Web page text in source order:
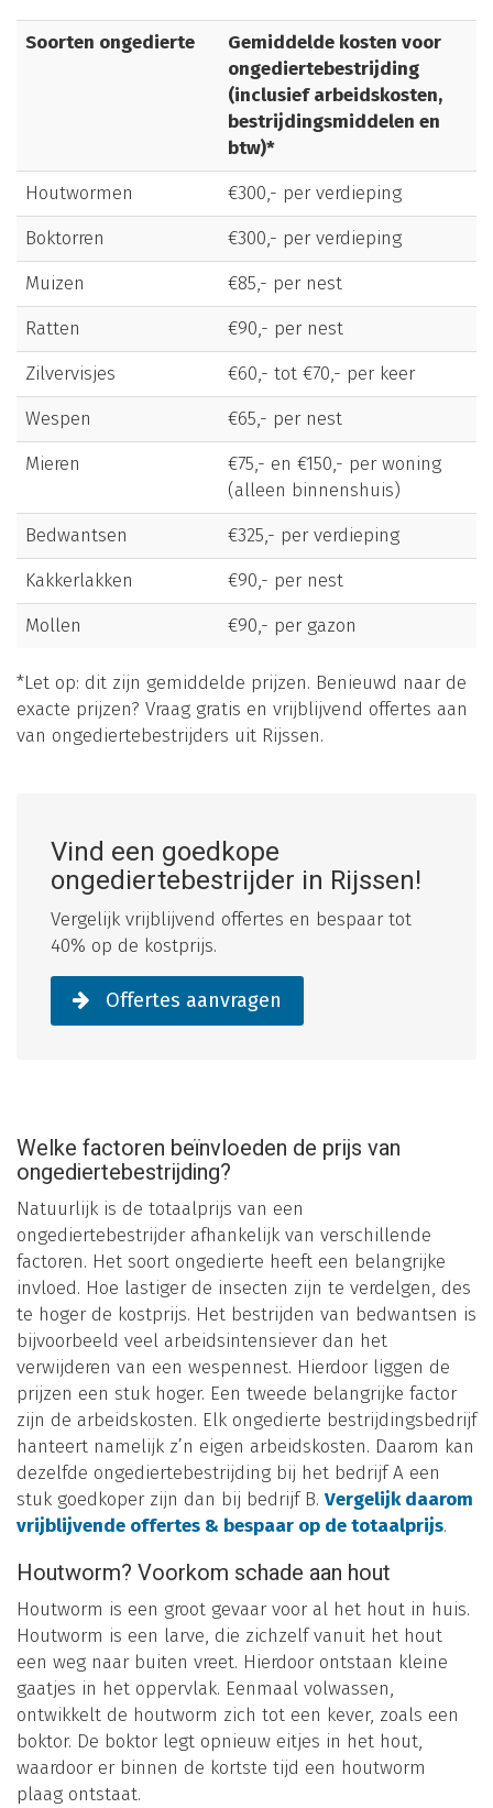
Soorten ongedierte
Gemiddelde kosten voor
ongediertebestrijding
(inclusief arbeidskosten,
bestrijdingsmiddelen en
btw)*
Houtwormen
€300,- per verdieping
Boktorren
€300,- per verdieping
Muizen
€85,- per nest
Ratten
€90,- per nest
Zilvervisjes
€60,- tot €70,- per keer
Wespen
€65,- per nest
Mieren
€75,- en €150,- per woning
(alleen binnenshuis)
Bedwantsen
€325,- per verdieping
Kakkerlakken
€90,- per nest
Mollen
€90,- per gazon
*Let op: dit zijn gemiddelde prijzen. Benieuwd naar de
exacte prijzen? Vraag gratis en vrijblijvend offertes aan
van ongediertebestrijders uit Rijssen.
Vind een goedkope
ongediertebestrijder in Rijssen!
Vergelijk vrijblijvend offertes en bespaar tot
40% op de kostprijs.
Offertes aanvragen
Welke factoren beïnvloeden de prijs van
ongediertebestrijding?
Natuurlijk is de totaalprijs van een
ongediertebestrijder afhankelijk van verschillende
factoren. Het soort ongedierte heeft een belangrijke
invloed. Hoe lastiger de insecten zijn te verdelgen, des
te hoger de kostprijs. Het bestrijden van bedwantsen is
bijvoorbeeld veel arbeidsintensiever dan het
verwijderen van een wespennest. Hierdoor liggen de
prijzen een stuk hoger. Een tweede belangrijke factor
zijn de arbeidskosten. Elk ongedierte bestrijdingsbedrijf
hanteert namelijk z’n eigen arbeidskosten. Daarom kan
dezelfde ongediertebestrijding bij het bedrijf A een
stuk goedkoper zijn dan bij bedrijf B. Vergelijk daarom
vrijblijvende offertes & bespaar op de totaalprijs.
Houtworm? Voorkom schade aan hout
Houtworm is een groot gevaar voor al het hout in huis.
Houtworm is een larve, die zichzelf vanuit het hout
een weg naar buiten vreet. Hierdoor ontstaan kleine
gaatjes in het oppervlak. Eenmaal volwassen,
ontwikkelt de houtworm zich tot een kever, zoals een
boktor. De boktor legt opnieuw eitjes in het hout,
waardoor er binnen de kortste tijd een houtworm
plaag ontstaat.